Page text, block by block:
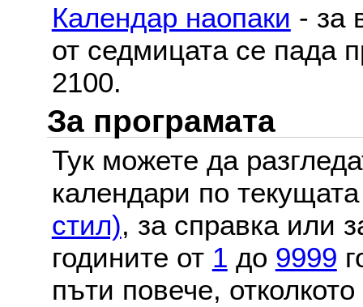
Календар наопаки - за
от седмицата се пада
2100.
За програмата
Тук можете да
календари по
стил), за справка или
годините от 1 до 9999
пъти повече,